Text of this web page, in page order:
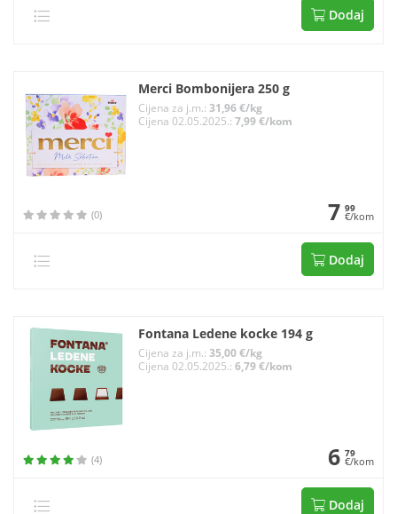
Dodaj
Merci Bombonijera 250 g
Cijena za j.m.: 31,96 €/kg
Cijena 02.05.2025.: 7,99 €/kom
(0) 7 99
€/kom
Dodaj
Fontana Ledene kocke 194 g
Cijena za j.m.: 35,00 €/kg
Cijena 02.05.2025.: 6,79 €/kom
(4) 6 79
€/kom
Dodaj